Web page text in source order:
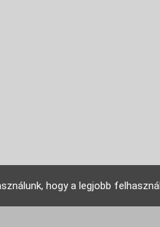
hogy a legjobb